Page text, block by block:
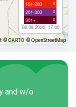
151-200 0
201-300 0
301+ 0
08.08.2026, 17:00
© CARTO © OpenStreetMap
and w/o